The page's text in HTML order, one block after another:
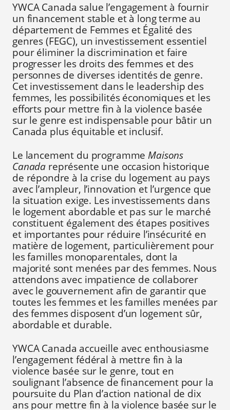
YWCA Canada salue l’engagement à fournir
un financement stable et à long terme au
département de Femmes et Égalité des
genres (FEGC), un investissement essentiel
pour éliminer la discrimination et faire
progresser les droits des femmes et des
personnes de diverses identités de genre.
Cet investissement dans le leadership des
femmes, les possibilités économiques et les
efforts pour mettre fin à la violence basée
sur le genre est indispensable pour bâtir un
Canada plus équitable et inclusif.
Le lancement du programmeMaisons
Canada représente une occasion historique
de répondre à la crise du logement au pays
avec l’ampleur, l’innovation et l’urgence que
la situation exige. Les investissements dans
le logement abordable et pas sur le marché
constituent également des étapes positives
et importantes pour réduire l’insécurité en
matière de logement, particulièrement pour
les familles monoparentales, dont la
majorité sont menées par des femmes. Nous
attendons avec impatience de collaborer
avec le gouvernement afin de garantir que
toutes les femmes et les familles menées par
des femmes disposent d’un logement sûr,
abordable et durable.
YWCA Canada accueille avec enthousiasme
l’engagement fédéral à mettre fin à la
violence basée sur le genre, tout en
soulignant l’absence de financement pour la
poursuite du Plan d’action national de dix
ans pour mettre fin à la violence basée sur le